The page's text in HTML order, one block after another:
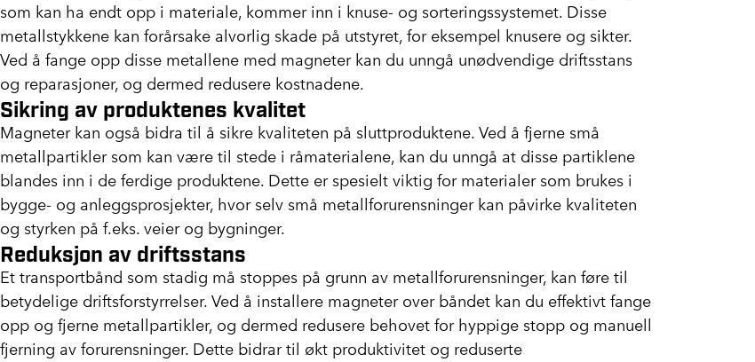
som kan ha endt opp i materiale, kommer inn i knuse- og sorteringssystemet. Disse
metallstykkene kan forårsake alvorlig skade på utstyret, for eksempel knusere og sikter.
Ved å fange opp disse metallene med magneter kan du unngå unødvendige driftsstans
og reparasjoner, og dermed redusere kostnadene.
Sikring av produktenes kvalitet
Magneter kan også bidra til å sikre kvaliteten på sluttproduktene. Ved å fjerne små
metallpartikler som kan være til stede i råmaterialene, kan du unngå at disse partiklene
blandes inn i de ferdige produktene. Dette er spesielt viktig for materialer som brukes i
bygge- og anleggsprosjekter, hvor selv små metallforurensninger kan påvirke kvaliteten
og styrken på f.eks. veier og bygninger.
Reduksjon av driftsstans
Et transportbånd som stadig må stoppes på grunn av metallforurensninger, kan føre til
betydelige driftsforstyrrelser. Ved å installere magneter over båndet kan du effektivt fange
opp og fjerne metallpartikler, og dermed redusere behovet for hyppige stopp og manuell
fjerning av forurensninger. Dette bidrar til økt produktivitet og reduserte